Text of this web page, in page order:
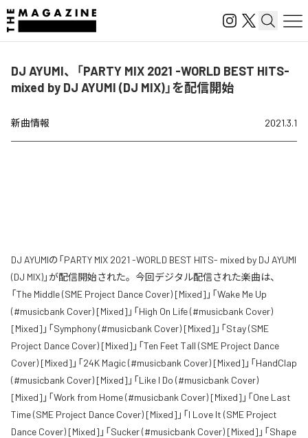
DJ AYUMI、「PARTY MIX 2021 -WORLD BEST HITS-
mixed by DJ AYUMI (DJ MIX)」を配信開始
新曲情報 2021.3.1
DJ AYUMIの「PARTY MIX 2021 -WORLD BEST HITS- mixed by DJ AYUMI
(DJ MIX)」が配信開始された。今回デジタル配信された楽曲は、
「The Middle (SME Project Dance Cover) [Mixed]」「Wake Me Up
(#musicbank Cover) [Mixed]」「High On Life (#musicbank Cover)
[Mixed]」「Symphony (#musicbank Cover) [Mixed]」「Stay (SME
Project Dance Cover) [Mixed]」「Ten Feet Tall (SME Project Dance
Cover) [Mixed]」「24K Magic (#musicbank Cover) [Mixed]」「HandClap
(#musicbank Cover) [Mixed]」「Like I Do (#musicbank Cover)
[Mixed]」「Work from Home (#musicbank Cover) [Mixed]」「One Last
Time (SME Project Dance Cover) [Mixed]」「I Love It (SME Project
Dance Cover) [Mixed]」「Sucker (#musicbank Cover) [Mixed]」「Shape